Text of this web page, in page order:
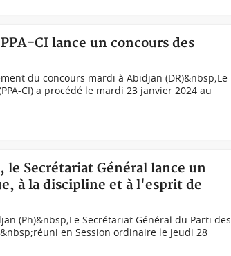
CI lance un concours des
du concours mardi à Abidjan (DR)&nbsp;Le
CI) a procédé le mardi 23 janvier 2024 au
Secrétariat Général lance un
à la discipline et à l'esprit de
(Ph)&nbsp;Le Secrétariat Général du Parti des
en Session ordinaire le jeudi 28